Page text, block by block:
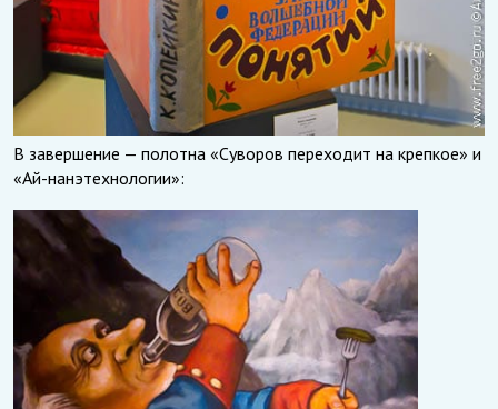
В завершение — полотна «Суворов переходит на крепкое» и
«Ай-нанэтехнологии»: